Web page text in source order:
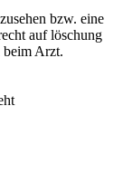
bzw. eine
auf löschung
beim Arzt.